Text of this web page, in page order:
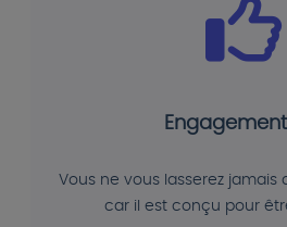
Vous ne vous lasserez jamais
car il est conçu pour